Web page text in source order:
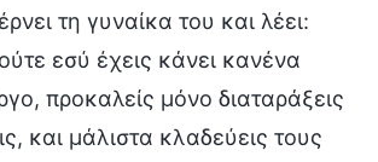
τη γυναίκα του και λέει:
εσύ έχεις κάνει κανένα
προκαλείς μόνο διαταράξεις
και μάλιστα κλαδεύεις τους